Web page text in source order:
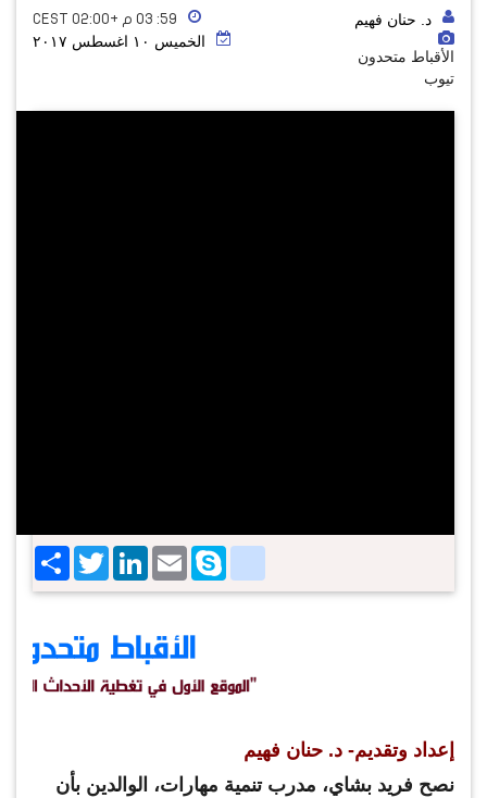
د. حنان فهيم
الأقباط متحدون
تيوب
٥٩: ٠٣ م +02:00 CEST
الخميس ١٠ اغسطس ٢٠١٧
ShareTwitterLinkedIn EmailSkype
google_bookmarks
إعداد وتقديم- د. حنان فهيم
نصح فريد بشاي، مدرب تنمية مهارات، الوالدين بأن